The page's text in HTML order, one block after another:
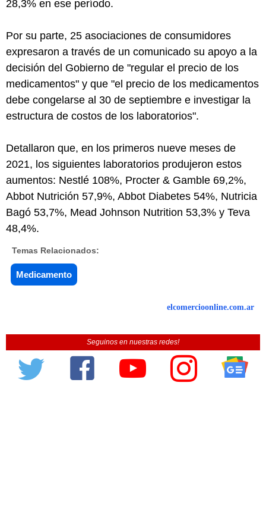
28,3% en ese período.
Por su parte, 25 asociaciones de consumidores
expresaron a través de un comunicado su apoyo a la
decisión del Gobierno de "regular el precio de los
medicamentos" y que "el precio de los medicamentos
debe congelarse al 30 de septiembre e investigar la
estructura de costos de los laboratorios".
Detallaron que, en los primeros nueve meses de
2021, los siguientes laboratorios produjeron estos
aumentos: Nestlé 108%, Procter & Gamble 69,2%,
Abbot Nutrición 57,9%, Abbot Diabetes 54%, Nutricia
Bagó 53,7%, Mead Johnson Nutrition 53,3% y Teva
48,4%.
Temas Relacionados:
Medicamento
elcomercioonline.com.ar
Seguinos en nuestras redes!